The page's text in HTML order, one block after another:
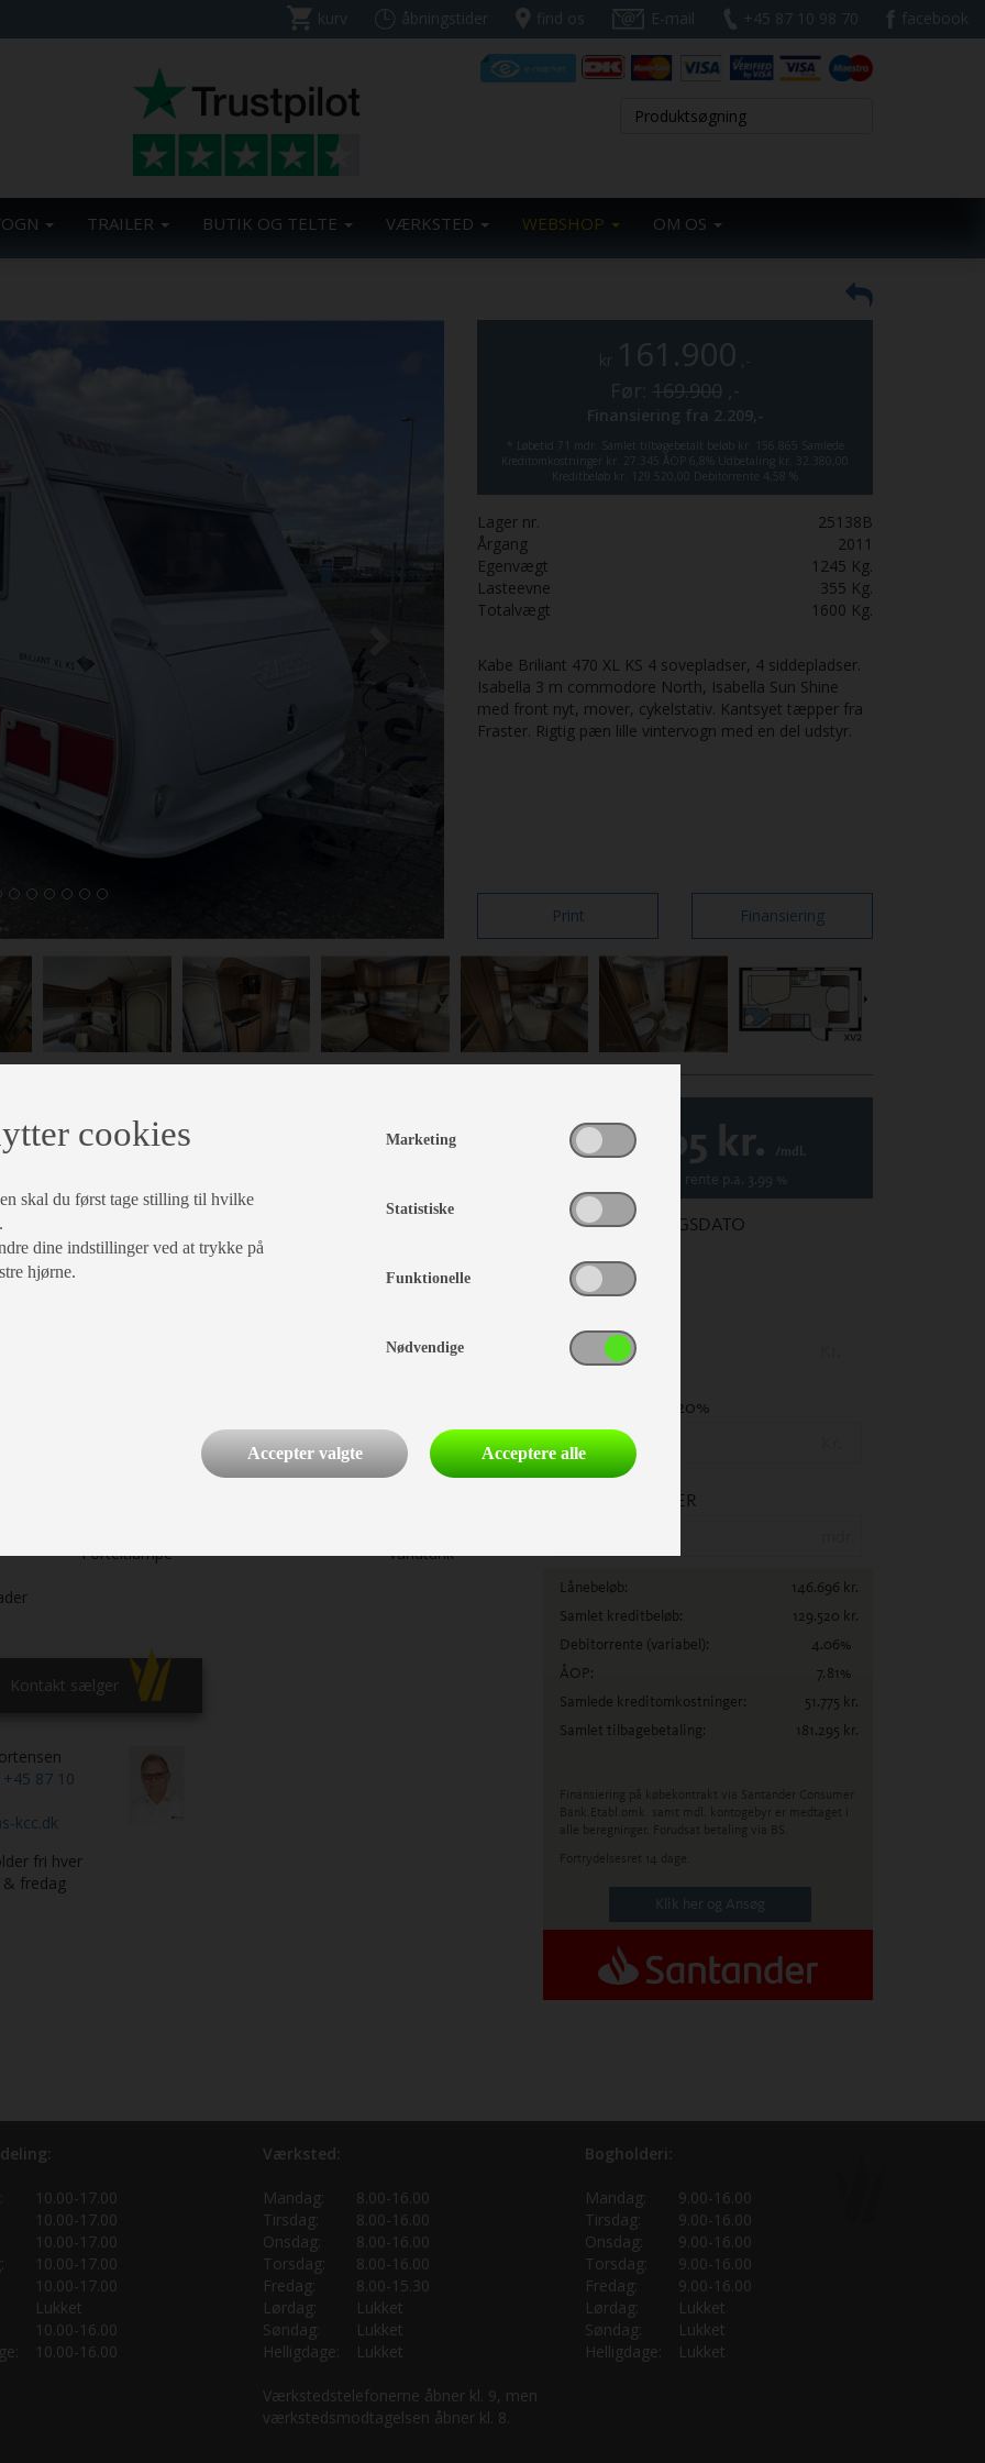
kurv åbningstider find os E-mail +45 87 10 98 70 facebook
TRAILER BUTIK OG TELTE VÆRKSTED WEBSHOP OM OS
kr 161.900 ,-
Før: 169.900 ,-
Finansiering fra 2.209,-
* Løbetid 71 mdr. Samlet tilbagebetalt beløb kr. 156.865 Samlede
Kreditomkostninger kr. 27.345 ÅOP 6,8%
Udbetaling kr. 32.380,00
Kreditbeløb kr. 129.520,00
Debitorrente 4,58 %
Lager nr.
25138B
Årgang
2011
Egenvægt
1245 Kg.
Lasteevne
355 Kg.
Totalvægt
1600 Kg.
Kabe Briliant 470 XL KS 4 sovepladser, 4 siddepladser.
Isabella 3 m commodore North, Isabella Sun Shine
med front nyt, mover, cykelstativ. Kantsyet tæpper fra
Fraster. Rigtig pæn lille vintervogn med en del udstyr.
Print Finansiering
1.605 kr. /mdl.
rente p.a. 3.99 %
1. REGISTRERINGSDATO
- 20%
ANTAL MÅNEDER
Lånebeløb: 146.696 kr.
Samlet kreditbeløb:
129.520 kr.
Debitorrente (variabel): 4.06%
ÅOP:
7.81%
Samlede kreditomkostninger:
51.775 kr.
Samlet tilbagebetaling:
181.295 kr.
Finansiering på købekontrakt via Santander Consumer
Bank.
Etabl.omk. samt mdl. kontogebyr er medtaget i
alle beregninger. Forudsat betaling via BS.
Fortrydelsesret 14 dage.
Klik her og Ansøg
Indretning
Rundsiddegruppe
Støddæmpere
Forteltlampe
vandtank
Kontakt sælger
+45 87 10
kcc.dk
fri hver
fredag
10.00-17.00
10.00-17.00
10.00-17.00
10.00-17.00
10.00-17.00
Lukket
10.00-16.00
10.00-16.00
Værksted:
Mandag:
8.00-16.00
Tirsdag:
8.00-16.00
Onsdag:
8.00-16.00
Torsdag:
8.00-16.00
Fredag:
8.00-15.30
Lørdag:
Lukket
Søndag:
Lukket
Helligdage:
Lukket
Værkstedstelefonerne åbner kl. 9, men
værkstedsmodtagelsen åbner kl. 8.
Bogholderi:
Mandag:
9.00-16.00
Tirsdag:
9.00-16.00
Onsdag:
9.00-16.00
Torsdag:
9.00-16.00
Fredag:
9.00-16.00
Lørdag:
Lukket
Søndag:
Lukket
Helligdage:
Lukket
cookies
skal du først tage stilling til hvilke
dine indstillinger ved at trykke på
hjørne.
Marketing
Statistiske
Funktionelle
Nødvendige
Accepter valgte Acceptere alle